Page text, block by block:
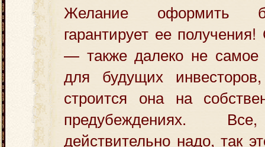
Желание оформить
гарантирует ее
— также далеко не самое
для будущих
строится она на
предубеждениях.
действительно надо, так